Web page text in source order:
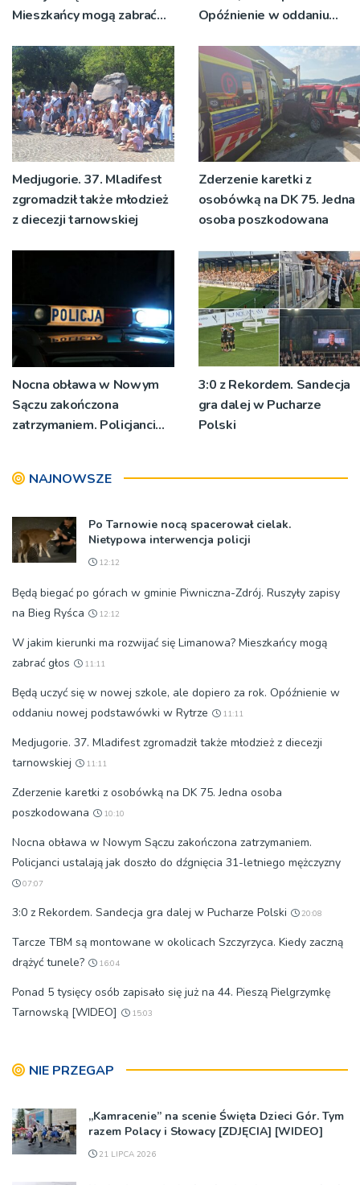
Mieszkańcy mogą zabrać
Opóźnienie w oddaniu
Rytrze
Medjugorie. 37. Mladifest
zgromadził także młodzież
z diecezji tarnowskiej
Zderzenie karetki z
osobówką na DK 75. Jedna
osoba poszkodowana
Nocna obława w Nowym
Sączu zakończona
zatrzymaniem. Policjanci
mężczyzny
3:0 z Rekordem. Sandecja
gra dalej w Pucharze
Polski
NAJNOWSZE
Po Tarnowie nocą spacerował cielak.
Nietypowa interwencja policji
12:12
Będą biegać po górach w gminie Piwniczna-Zdrój. Ruszyły zapisy
na Bieg Ryśca
12:12
W jakim kierunki ma rozwijać się Limanowa? Mieszkańcy mogą
zabrać głos
11:11
Będą uczyć się w nowej szkole, ale dopiero za rok. Opóźnienie w
oddaniu nowej podstawówki w Rytrze
11:11
Medjugorie. 37. Mladifest zgromadził także młodzież z diecezji
tarnowskiej
11:11
Zderzenie karetki z osobówką na DK 75. Jedna osoba
poszkodowana
10:10
Nocna obława w Nowym Sączu zakończona zatrzymaniem.
Policjanci ustalają jak doszło do dźgnięcia 31-letniego mężczyzny
07:07
3:0 z Rekordem. Sandecja gra dalej w Pucharze Polski 20:08
Tarcze TBM są montowane w okolicach Szczyrzyca. Kiedy zaczną
drążyć tunele?
16:04
Ponad 5 tysięcy osób zapisało się już na 44. Pieszą Pielgrzymkę
Tarnowską [WIDEO]
15:03
NIE PRZEGAP
„Kamracenie” na scenie Święta Dzieci Gór. Tym
razem Polacy i Słowacy [ZDJĘCIA] [WIDEO]
21 LIPCA 2026